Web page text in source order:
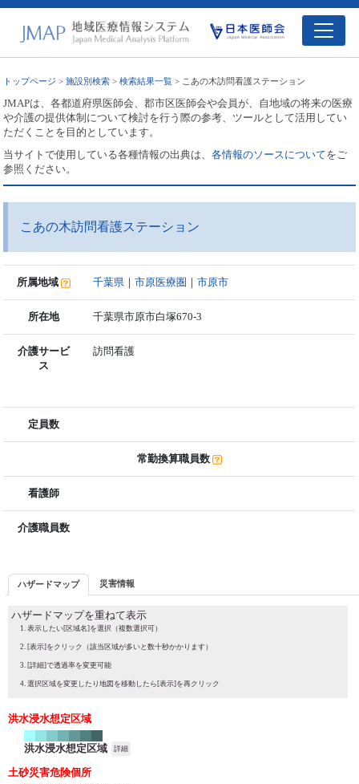
トップページ >施設別検索 >検索結果一覧 > こあの木訪問看護ステーション
JMAPは、各都道府県医師会、郡市区医師会や会員が、自地域の将来の医療
や介護の提供体制について検討を行う際の参考、ツールとして活用してい
ただくことを目的としています。
当サイトで使用している各種情報の出典は、各情報のソースについてをご
参照ください。
こあの木訪問看護ステーション
所属地域 千葉県 ｜市原医療圏 ｜市原市
所在地 千葉県市原市白塚670-3
介護サービ
ス
訪問看護
定員数
常勤換算職員数
看護師
介護職員数
ハザードマップ 災害情報
ハザードマップを重ねて表示
表示したい[区域名]を選択（複数選択可）
[表示]をクリック（該当区域が多いと数十秒かかります）
[詳細]で透過率を変更可能
選択区域を変更したり地図を移動したら[表示]を再クリック
洪水浸水想定区域
洪水浸水想定区域 詳細
土砂災害危険個所